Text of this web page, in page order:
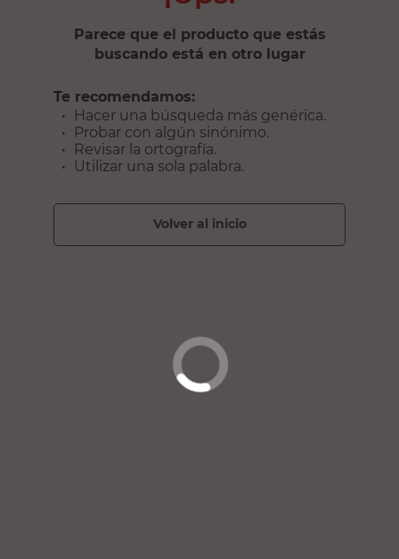
Parece que el producto que estás
buscando está en otro lugar
Te recomendamos:
Hacer una búsqueda más genérica.
Probar con algún sinónimo.
Revisar la ortografía.
Utilizar una sola palabra.
volver al inicio